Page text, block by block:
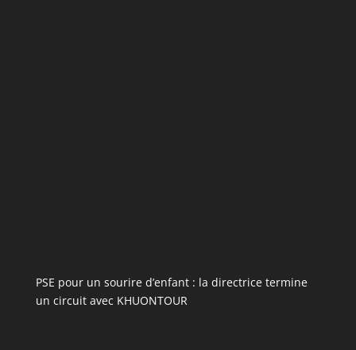
PSE pour un sourire d’enfant : la directrice termine
un circuit avec KHUONTOUR